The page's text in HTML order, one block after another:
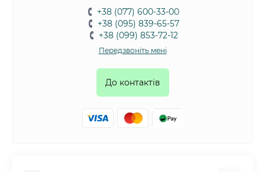
+38 (077) 600-33-00
+38 (095) 839-65-57
+38 (099) 853-72-12
Передзвоніть мені
До контактів